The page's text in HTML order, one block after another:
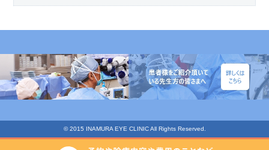
© 2015 INAMURA EYE CLINIC All Rights Reserved.